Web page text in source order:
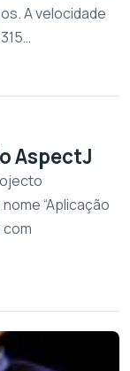
A velocidade
AspectJ
“Aplicação
com